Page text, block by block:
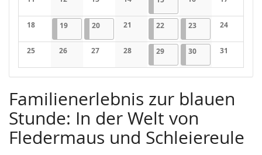
Keine Veranstaltungen
Keine Veranstaltungen
Keine Veranstaltungen
Keine Veranstaltungen
Keine Keine
18
Keine Veranstaltungen
1919.05.2026
1 Veranstaltung
2020.05.2026
1 Veranstaltung
21
Keine Veranstaltungen
2222.05.2026
1 Veranstaltung
2323.05.2026
1 Veranstaltung
24
Keine
25
Keine Veranstaltungen
26
Keine Veranstaltungen
27
Keine Veranstaltungen
28
Keine Veranstaltungen
2929.05.2026
1 Veranstaltung
3030.05.2026
1 Veranstaltung
31
Keine
Familienerlebnis zur blauen
Stunde: In der Welt von
Fledermaus und Schleiereule